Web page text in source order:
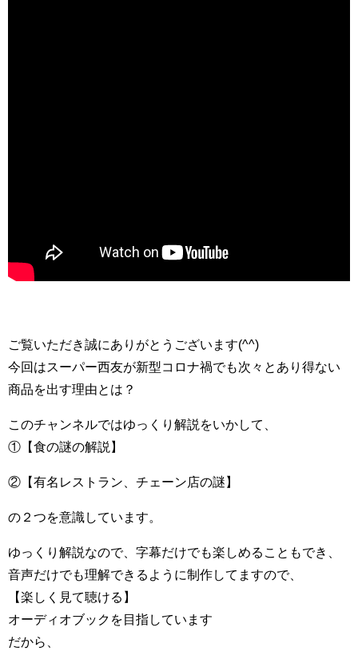
ご覧いただき誠にありがとうございます(^^)
今回はスーパー西友が新型コロナ禍でも次々とあり得ない
商品を出す理由とは？
このチャンネルではゆっくり解説をいかして、
①【食の謎の解説】
②【有名レストラン、チェーン店の謎】
の２つを意識しています。
ゆっくり解説なので、字幕だけでも楽しめることもでき、
音声だけでも理解できるように制作してますので、
【楽しく見て聴ける】
オーディオブックを目指しています
だから、